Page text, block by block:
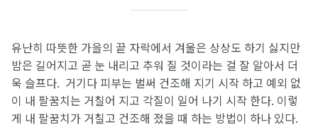
유난히 따뜻한 가을의 끝 자락에서 겨울은 상상도 하기 싫지만
밤은 길어지고 곧 눈 내리고 추워 질 것이라는 걸 잘 알아서 더
욱 슬프다. 거기다 피부는 벌써 건조해 지기 시작 하고 예외 없
이 내 팔꿈치는 거칠어 지고 각질이 일어 나기 시작 한다. 이렇
게 내 팔꿈치가 거칠고 건조해 졌을 때 하는 방법이 하나 있다.